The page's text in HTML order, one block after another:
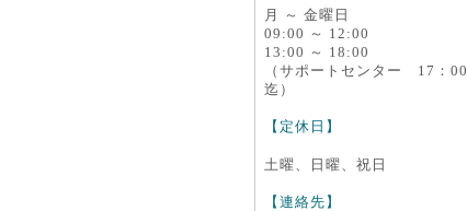
月 ～ 金曜日
09:00 ～ 12:00
13:00 ～ 18:00
（サポートセンター 17：00
迄）
【定休日】
土曜、日曜、祝日
【連絡先】